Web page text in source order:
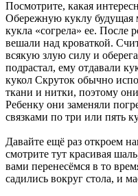
Посмотрите, какая
Обережную куклу будущая
кукла «согрела» ее. После
вешали над кроваткой.
всякую злую силу и
подрастал, ему отдавали
кукол Скруток обычно
ткани и нитки, поэтому
Ребенку они заменяли
связками по три или пять
Давайте ещё раз откроем
смотрите тут красивая
вами перенесёмся в то
садились вокруг стола, и